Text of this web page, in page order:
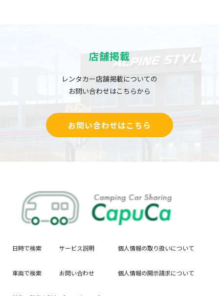
店舗掲載
レンタカー店舗掲載についての
お問い合わせはこちらから
お問い合わせはこちら
日時で検索
車両で検索
サービス説明
お問い合わせ
個人情報の取り扱いについて
個人情報の開示請求について